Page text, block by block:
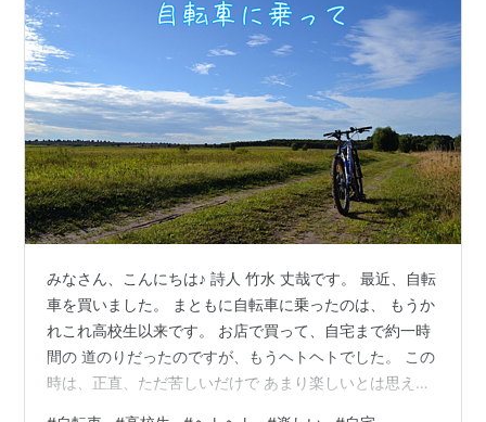
みなさん、こんにちは♪ 詩人 竹水 丈哉です。 最近、自転
車を買いました。 まともに自転車に乗ったのは、 もうか
れこれ高校生以来です。 お店で買って、自宅まで約一時
間の 道のりだったのですが、もうヘトヘトでした。 この
時は、正直、ただ苦しいだけで あまり楽しいとは思えま